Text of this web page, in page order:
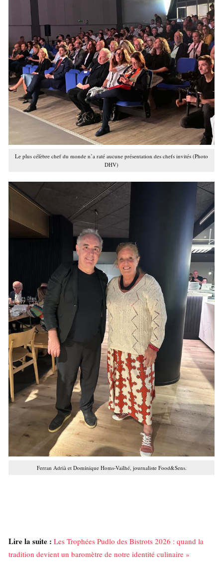
Le plus célèbre chef du monde n’a raté aucune présentation des chefs invités (Photo
DHV)
Ferran Adrià et Dominique Homs-Vailhé, journaliste Food&Sens.
Lire la suite : Les Trophées Pudlo des Bistrots 2026 : quand la
tradition devient un baromètre de notre identité culinaire »